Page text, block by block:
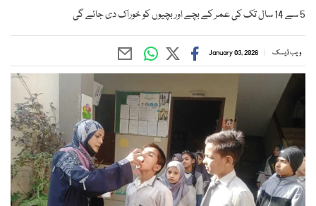
5 سے 14 سال تک کی عمر کے بچے اور بچیوں کو خوراک دی جائے گی
ویب ڈیسک January 03, 2026